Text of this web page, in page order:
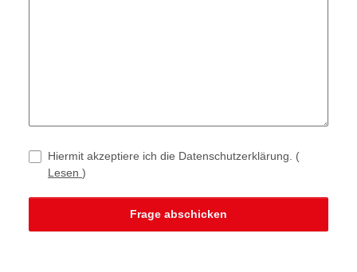
Hiermit akzeptiere ich die Datenschutzerklärung. (
Lesen )
Frage abschicken